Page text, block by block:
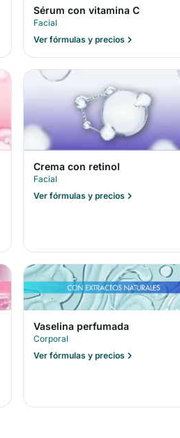
Sérum con vitamina C
Facial
Ver fórmulas y precios
Crema con retinol
Facial
Ver fórmulas y precios
Vaselina perfumada
Corporal
Ver fórmulas y precios